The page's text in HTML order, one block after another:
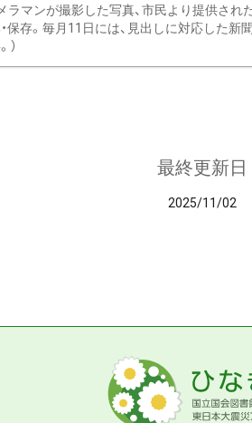
ラマンが撮影した写真、市民より提供さ
保存。毎月11日には、見出しに対応した新
）
最終更新日
2025/11/02